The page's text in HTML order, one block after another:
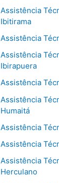
Assistência
Ibitirama
Assistência
Assistência
Ibirapuera
Assistência
Assistência
Humaitá
Assistência
Assistência
Assistência
Herculano